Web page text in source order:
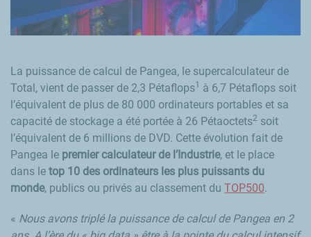
La puissance de calcul de Pangea, le supercalculateur de
Total, vient de passer de 2,3 Pétaflops1
à 6,7 Pétaflops soit
l’équivalent de plus de 80 000 ordinateurs portables et sa
capacité de stockage a été portée à 26 Pétaoctets2 soit
l’équivalent de 6 millions de DVD. Cette évolution fait de
Pangea le premier calculateur de l’Industrie, et le place
dans le top 10 des ordinateurs les plus puissants du
monde, publics ou privés au classement du TOP500.
« Nous avons triplé la puissance de calcul de Pangea en 2